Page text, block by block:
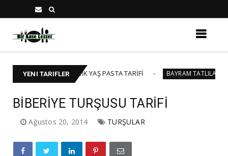
YENI TARIFLER
🍰 40-45 KİŞİLİK YAŞ PASTA TARİFİ BAYRAM TATLILARI
BİBERİYE TURŞUSU TARİFİ
Ağustos 20, 2014 TURŞULAR